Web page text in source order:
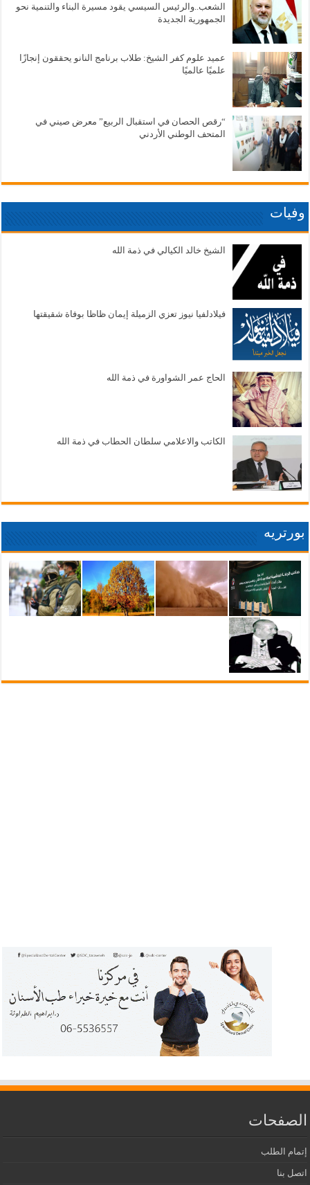
الشعب..والرئيس السيسي يقود مسيرة البناء والتنمية نحو
الجمهورية الجديدة
عميد علوم كفر الشيخ: طلاب برنامج النانو يحققون إنجازًا
علميًا عالميًا
“رقص الحصان في استقبال الربيع” معرض صيني في
المتحف الوطني الأردني
وفيات
الشيخ خالد الكيالي في ذمة الله
فيلادلفيا نيوز تعزي الزميلة إيمان ظاظا بوفاة شقيقتها
الحاج عمر الشواورة في ذمة الله
الكاتب والاعلامي سلطان الحطاب في ذمة الله
بورتريه
الصفحات
إتمام الطلب
اتصل بنا